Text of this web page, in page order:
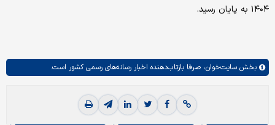
۱۴۰۴ به پایان رسید.
بخش سایت‌خوان، صرفا بازتاب‌دهنده اخبار رسانه‌های رسمی کشور است.